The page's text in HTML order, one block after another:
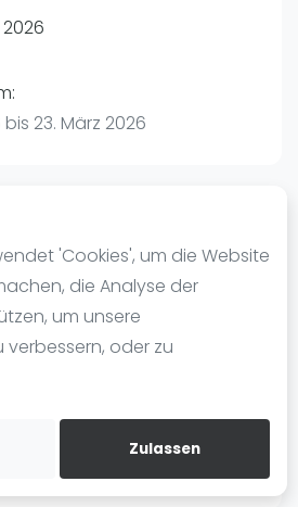
'Cookies', um die Website
die Analyse der
um unsere
verbessern, oder zu
Zulassen
23. März 2026
Halstenbek |